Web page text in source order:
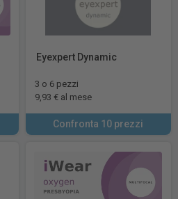
Eyexpert Dynamic
3 o 6 pezzi
9,93 € al mese
Confronta 10 prezzi